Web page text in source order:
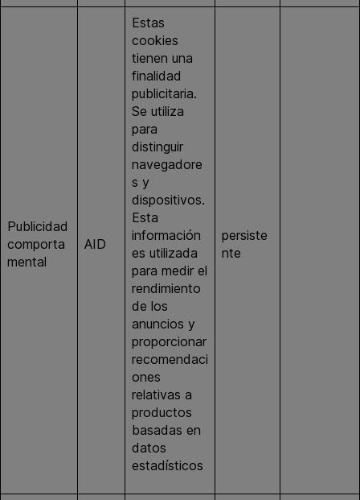
Publicidad
comporta
mental
AID
Estas
cookies
tienen una
finalidad
publicitaria.
Se utiliza
para
distinguir
navegadore
s y
dispositivos.
Esta
información
es utilizada
para medir el
rendimiento
de los
anuncios y
proporcionar
recomendaci
ones
relativas a
productos
basadas en
datos
estadísticos
persiste
nte